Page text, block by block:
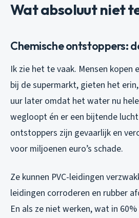
Wat absoluut niet
Chemische ontstoppers:
Ik zie het te vaak. Mensen
bij de supermarkt, gieten het
uur later omdat het water nu
wegloopt én er een bijtende
ontstoppers zijn gevaarlijk en
voor miljoenen euro’s schade.
Ze kunnen PVC-leidingen
leidingen corroderen en rubber
En als ze niet werken, wat in